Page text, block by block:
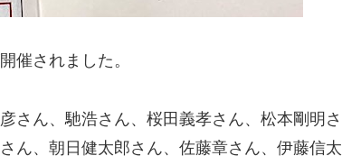
催されました。
さん、馳浩さん、桜田義孝さん、松本剛 明さ
ん、朝日健太郎さん、 佐藤章さん、伊藤信太